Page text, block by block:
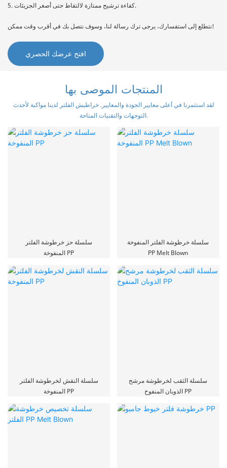
5. كفاءة ترشيح ممتازة لالتقاط حتى أصغر الجزيئات.
نتطلع إلى استفسارك، يرجى ترك رسالة لنا، وسوف نتصل بك في أقرب وقت ممكن!
افتح عرضك الحصري
المنتجات الموصى بها
لقد استثمرنا في أعلى معايير الجودة والمعايير. خراطيش الفلتر لدينا مواكبة لأحدث
التوجهات والتقنيات المتاحة.
سلسلة حز خرطوشة الفلتر
المنفوخة PP
سلسلة خرطوشة الفلتر المنفوخة
PP Melt Blown
سلسلة النقش لخرطوشة الفلتر
المنفوخة PP
سلسلة الثقب لخرطوشة مرشح
الذوبان المنفوخ PP